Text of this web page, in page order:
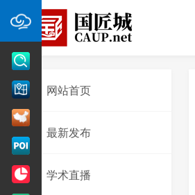
网站首页
最新发布
学术直播